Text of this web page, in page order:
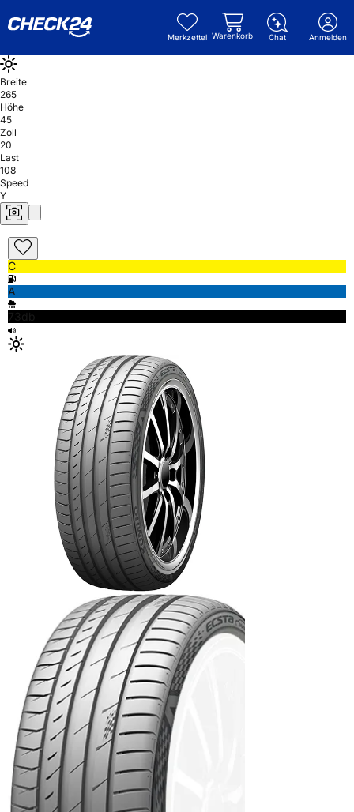
Merkzettel Warenkorb Chat Anmelden
Breite
265
Höhe
45
Zoll
20
Last
108
Speed
Y
C
A
73db